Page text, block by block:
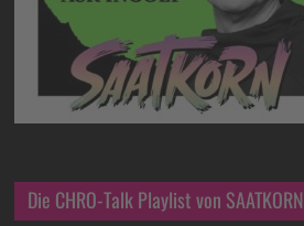
Die CHRO-Talk Playlist von SAATKORN